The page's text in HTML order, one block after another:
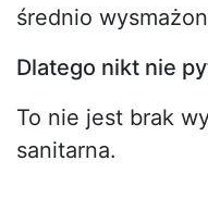
średnio
Dlatego nikt nie
To nie jest brak
sanitarna.